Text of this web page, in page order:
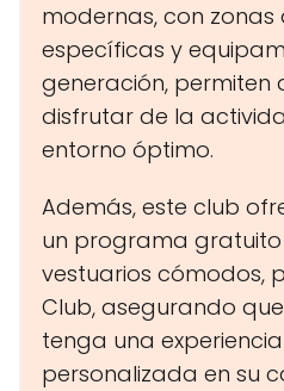
modernas, con
específicas y
generación, permiten
disfrutar de la
entorno óptimo.
Además, este club
un programa
vestuarios cómodos,
Club, asegurando
tenga una
personalizada en su